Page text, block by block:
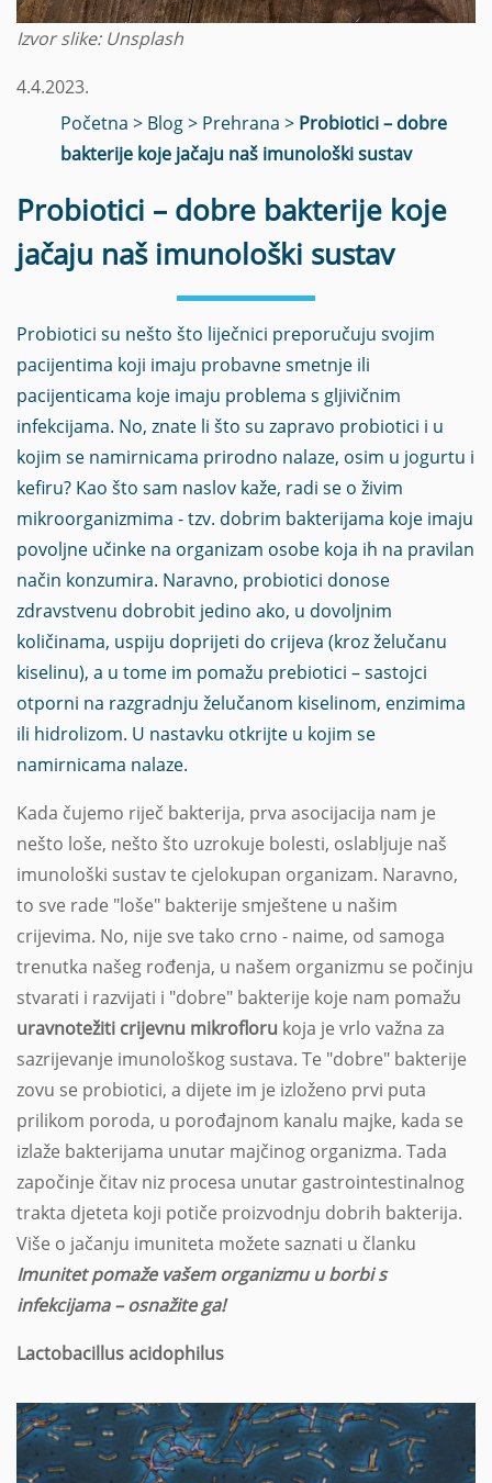
Izvor slike: Unsplash
4.4.2023.
Početna > Blog> Prehrana > Probiotici – dobre
bakterije koje jačaju naš imunološki sustav
Probiotici – dobre bakterije koje
jačaju naš imunološki sustav
Probiotici su nešto što liječnici preporučuju svojim
pacijentima koji imaju probavne smetnje ili
pacijenticama koje imaju problema s gljivičnim
infekcijama. No, znate li što su zapravo probiotici i u
kojim se namirnicama prirodno nalaze, osim u jogurtu i
kefiru? Kao što sam naslov kaže, radi se o živim
mikroorganizmima - tzv. dobrim bakterijama koje imaju
povoljne učinke na organizam osobe koja ih na pravilan
način konzumira. Naravno, probiotici donose
zdravstvenu dobrobit jedino ako, u dovoljnim
količinama, uspiju doprijeti do crijeva (kroz želučanu
kiselinu), a u tome im pomažu prebiotici – sastojci
otporni na razgradnju želučanom kiselinom, enzimima
ili hidrolizom. U nastavku otkrijte u kojim se
namirnicama nalaze.
Kada čujemo riječ bakterija, prva asocijacija nam je
nešto loše, nešto što uzrokuje bolesti, oslabljuje naš
imunološki sustav te cjelokupan organizam. Naravno,
to sve rade "loše" bakterije smještene u našim
crijevima. No, nije sve tako crno - naime, od samoga
trenutka našeg rođenja, u našem organizmu se počinju
stvarati i razvijati i "dobre" bakterije koje nam pomažu
uravnotežiti crijevnu mikrofloru koja je vrlo važna za
sazrijevanje imunološkog sustava. Te "dobre" bakterije
zovu se probiotici, a dijete im je izloženo prvi puta
prilikom poroda, u porođajnom kanalu majke, kada se
izlaže bakterijama unutar majčinog organizma. Tada
započinje čitav niz procesa unutar gastrointestinalnog
trakta djeteta koji potiče proizvodnju dobrih bakterija.
Više o jačanju imuniteta možete saznati u članku
Imunitet pomaže vašem organizmu u borbi s
infekcijama – osnažite ga!
Lactobacillus acidophilus